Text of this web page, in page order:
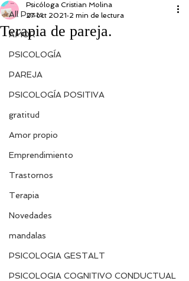
All Posts
AMOR
PSICOLOGÍA
PAREJA
PSICOLOGÍA POSITIVA
gratitud
Amor propio
Emprendimiento
Trastornos
Terapia
Novedades
mandalas
PSICOLOGIA GESTALT
PSICOLOGIA COGNITIVO CONDUCTUAL
Terapia de pareja.
Psicóloga Cristian Molina
27 oct 2021 2 min de lectura